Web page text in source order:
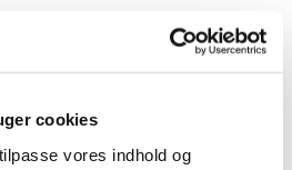
cookies
vores indhold og